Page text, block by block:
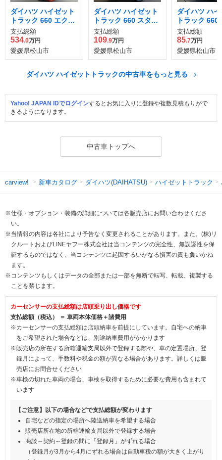
ダイハツ ハイゼット
トラック 660 エクス
トラ 3方開 4WD
支払総額
534.0万円
愛媛県松山市
ダイハツ ハイゼット
トラック 660 スタン
ダード 3方開
支払総額
109.9万円
愛媛県松山市
ダイハツ ハ
トラック 660
ダード スマ
スト 非装着
支払総額
85.7万円
愛媛県松山市
ダイハツ ハイゼットトラックの中古車をもっと見る
Yahoo! JAPAN IDでログインするとお気に入りに登録や複数見積もりがで
きるようになります。
中古車トップへ
carview! 新車カタログ ダイハツ(DAIHATSU) ハイゼットトラック
※仕様・オプション・装備の詳細については各販売店にお問い合わせくださ
い。
※当情報の内容は各社により予告なく変更されることがあります。また、(株)リ
クルートおよびLINEヤフー株式会社は当コンテンツの完全性、無誤謬性を保
証するものではなく、当コンテンツに起因するいかなる損害の責も負いかね
ます。
※コンテンツもしくはデータの全部または一部を無断で転写、転載、複製する
ことを禁じます。
カーセンサーの支払総額は店頭乗り出し価格です
支払総額（税込） ＝ 車両本体価格＋諸費用
※カーセンサーの支払総額は店頭納車を前提にしています。自宅への納車
をご希望された場合などは、別途納車費用がかかります
※販売店の所在する所轄運輸支局以外で登録する際や、車の定置場所、登
録月によって、手数料や税金の額が異なる場合があります。詳しくは販
売店にお問合せください
※車検の切れた車両の場合、車検を取得するために必要な費用も含まれて
います
【ご注意】以下の場合などで支払総額が変わります
自宅などの指定の場所へ陸送納車を希望する場合
販売店所在地の所轄運輸支局以外で登録する場合
商談～契約～登録の間に「登録月」がずれる場合
（登録月が3月から4月にずれる場合は自動車税の額が大きく上がり